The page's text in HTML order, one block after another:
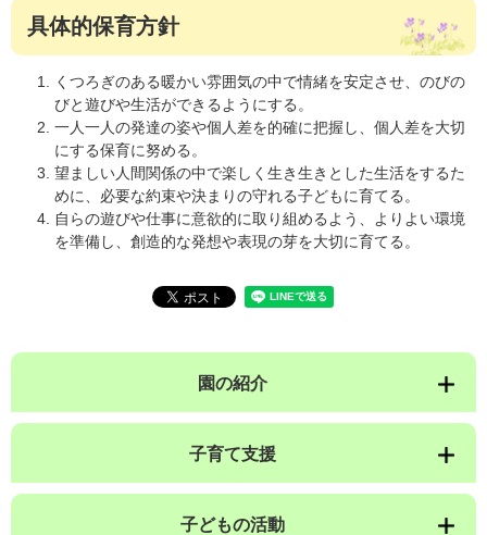
具体的保育方針
くつろぎのある暖かい雰囲気の中で情緒を安定させ、のびの
びと遊びや生活ができるようにする。
一人一人の発達の姿や個人差を的確に把握し、個人差を大切
にする保育に努める。
望ましい人間関係の中で楽しく生き生きとした生活をするた
めに、必要な約束や決まりの守れる子どもに育てる。
自らの遊びや仕事に意欲的に取り組めるよう、よりよい環境
を準備し、創造的な発想や表現の芽を大切に育てる。
園の紹介
子育て支援
子どもの活動